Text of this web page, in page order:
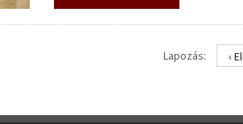
Lapozás: ‹